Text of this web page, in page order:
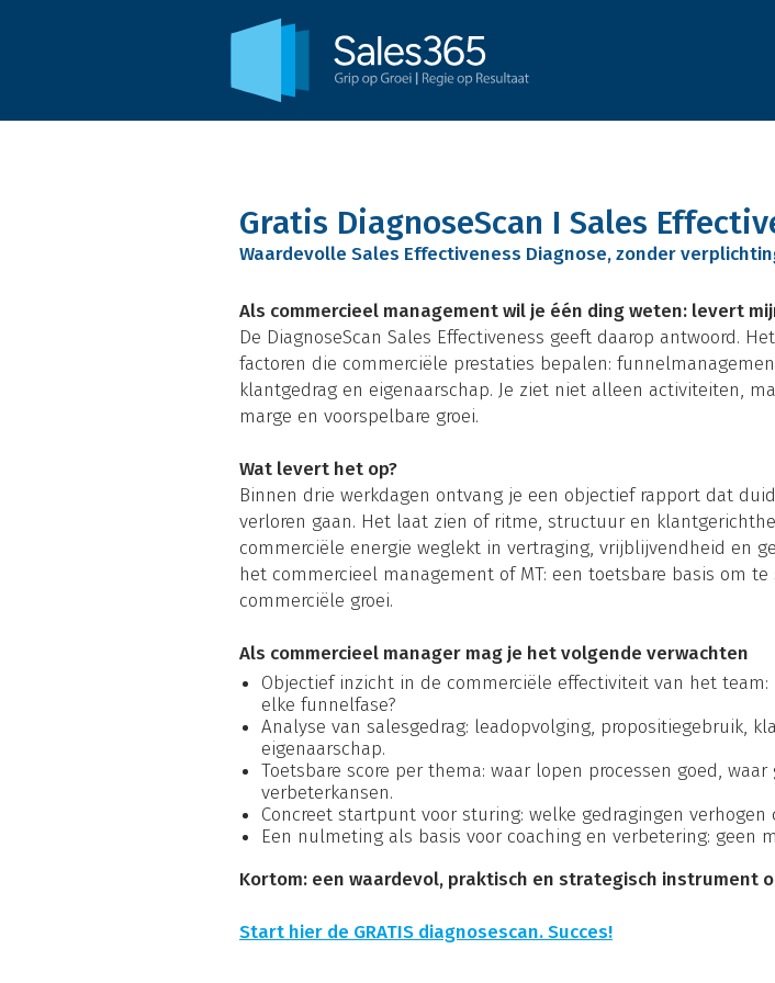
Gratis DiagnoseScan I Sales
Waardevolle Sales Effectiveness Diagnose, zonder
Als commercieel management wil je één ding weten: levert
De DiagnoseScan Sales Effectiveness geeft daarop antwoord.
factoren die commerciële prestaties bepalen:
klantgedrag en eigenaarschap. Je ziet niet alleen activiteiten,
marge en voorspelbare groei.
Wat levert het op?
Binnen drie werkdagen ontvang je een objectief rapport dat
verloren gaan. Het laat zien of ritme, structuur en
commerciële energie weglekt in vertraging, vrijblijvendheid en
het commercieel management of MT: een toetsbare basis om
commerciële groei.
Als commercieel manager mag je het volgende verwachten
Objectief inzicht in de commerciële effectiviteit van het
elke funnelfase?
Analyse van salesgedrag: leadopvolging, propositiegebruik,
eigenaarschap.
Toetsbare score per thema: waar lopen processen goed,
verbeterkansen.
Concreet startpunt voor sturing: welke gedragingen
Een nulmeting als basis voor coaching en verbetering: geen
Kortom: een waardevol, praktisch en strategisch instrument
Start hier de GRATIS diagnosescan. Succes!